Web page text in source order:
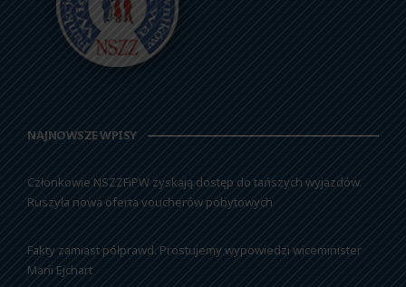
NAJNOWSZE WPISY
Członkowie NSZZFiPW zyskają dostęp do tańszych wyjazdów.
Ruszyła nowa oferta voucherów pobytowych
Fakty zamiast półprawd. Prostujemy wypowiedzi wiceminister
Marii Ejchart